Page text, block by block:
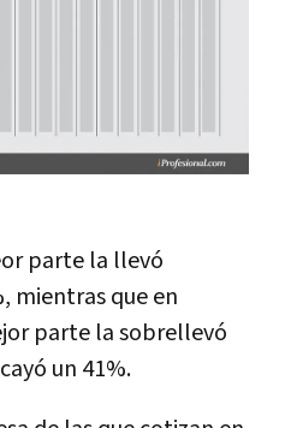
parte la llevó
mientras que en
parte la sobrellevó
un 41%.